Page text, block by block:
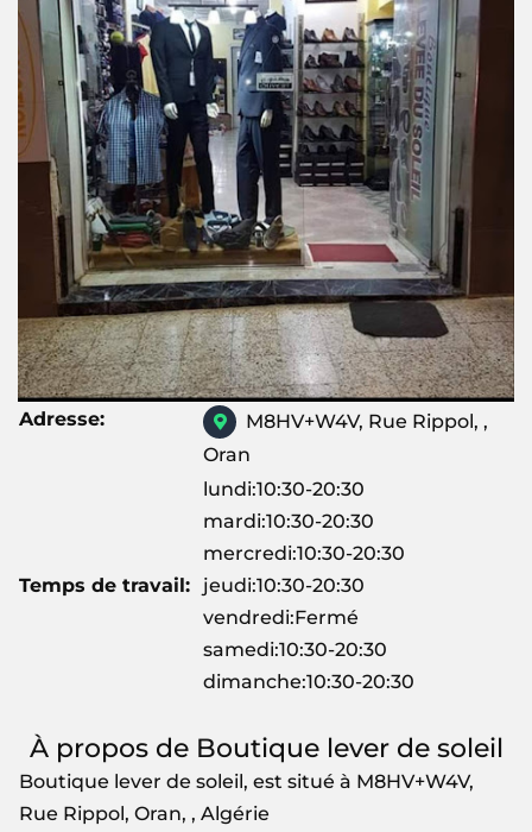
Adresse:
M8HV+W4V, Rue Rippol, ,
Oran
Temps de travail:
lundi:10:30-20:30
mardi:10:30-20:30
mercredi:10:30-20:30
jeudi:10:30-20:30
vendredi:Fermé
samedi:10:30-20:30
dimanche:10:30-20:30
À propos de Boutique lever de soleil
Boutique lever de soleil, est situé à M8HV+W4V,
Rue Rippol, Oran, , Algérie